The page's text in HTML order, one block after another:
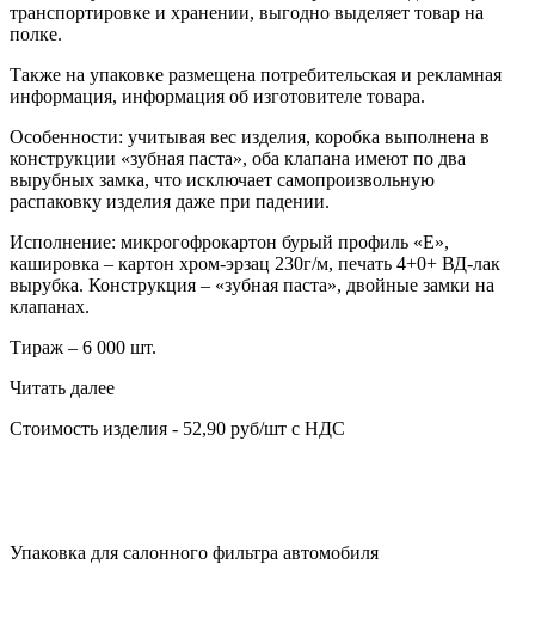
транспортировке и хранении, выгодно выделяет товар на
полке.
Также на упаковке размещена потребительская и рекламная
информация, информация об изготовителе товара.
Особенности: учитывая вес изделия, коробка выполнена в
конструкции «зубная паста», оба клапана имеют по два
вырубных замка, что исключает самопроизвольную
распаковку изделия даже при падении.
Исполнение: микрогофрокартон бурый профиль «Е»,
кашировка – картон хром-эрзац 230г/м, печать 4+0+ ВД-лак
вырубка. Конструкция – «зубная паста», двойные замки на
клапанах.
Тираж – 6 000 шт.
Читать далее
Стоимость изделия - 52,90 руб/шт с НДС
Упаковка для салонного фильтра автомобиля